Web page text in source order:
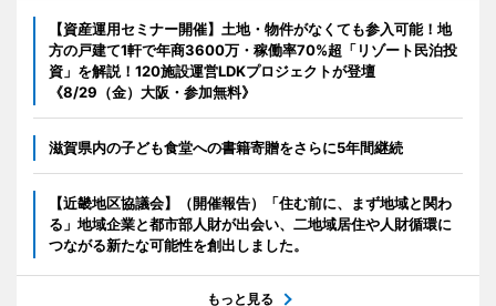
【資産運用セミナー開催】土地・物件がなくても参入可能！地
方の戸建て1軒で年商3600万・稼働率70%超「リゾート民泊投
資」を解説！120施設運営LDKプロジェクトが登壇
《8/29（金）大阪・参加無料》
滋賀県内の子ども食堂への書籍寄贈をさらに5年間継続
【近畿地区協議会】（開催報告）「住む前に、まず地域と関わ
る」地域企業と都市部人財が出会い、二地域居住や人財循環に
つながる新たな可能性を創出しました。
もっと見る